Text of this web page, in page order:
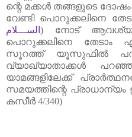
ന്റെ മക്കൾ തങ്ങളുടെ
വേണ്ടി പൊറുക്കലിനെ
الســـلام ) നോട്
പൊറുക്കലിനെ തേടാം
സൂറത്ത് യൂസുഫിൽ
വ്യാഖ്യാതാക്കൾ
യാമങ്ങളിലേക്ക്
സമയത്തിന്റെ
കസീർ4/340)